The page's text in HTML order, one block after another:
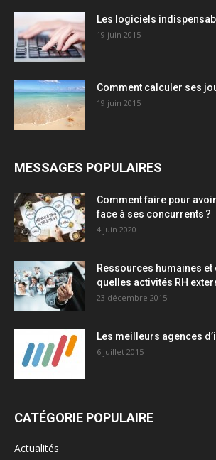
Les logiciels
19 juin 2015
Comment calculer ses
19 juin 2015
MESSAGES POPULAIRES
Comment faire pour
face à ses concurrents ?
4 juin 2020
Ressources humaines
quelles activités RH
23 décembre 2015
Les meilleurs agences
6 juillet 2015
CATÉGORIE POPULAIRE
Actualités